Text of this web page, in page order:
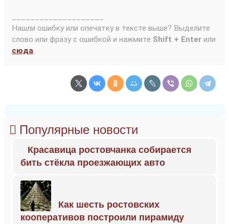
Нашли ошибку или опечатку в тексте выше? Выделите
слово или фразу с ошибкой и нажмите Shift + Enter или
сюда.
Популярные новости
Красавица ростовчанка собирается
бить стёкла проезжающих авто
Как шесть ростовских
кооперативов построили пирамиду